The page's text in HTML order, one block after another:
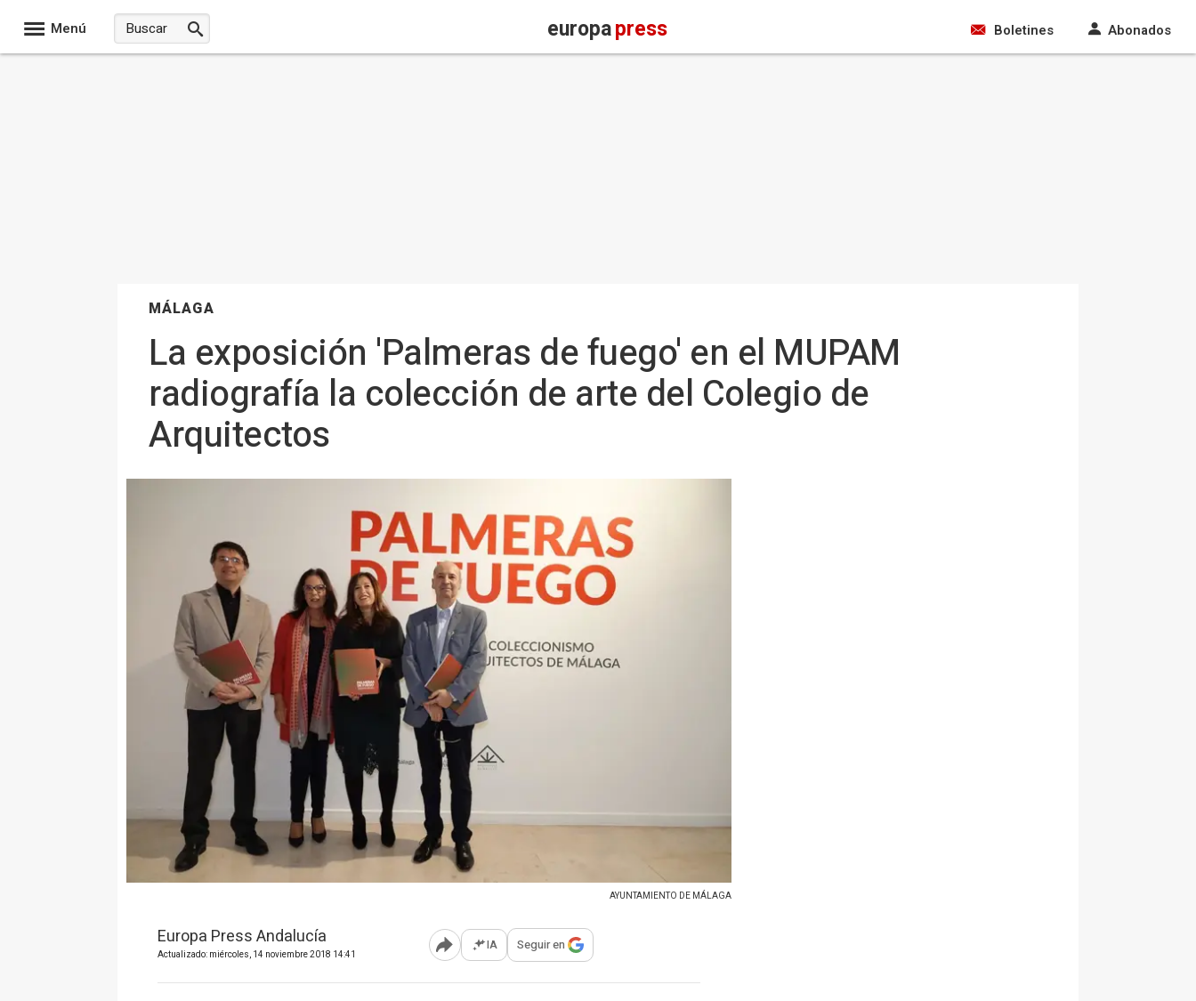
Menú europapress Boletines Abonados
MÁLAGA
La exposición 'Palmeras de fuego' en el MUPAM
radiografía la colección de arte del Colegio de
Arquitectos
AYUNTAMIENTO DE MÁLAGA
Europa Press Andalucía
Actualizado: miércoles, 14 noviembre 2018 14:41 Abrir opciones para compartir
IA Seguir en